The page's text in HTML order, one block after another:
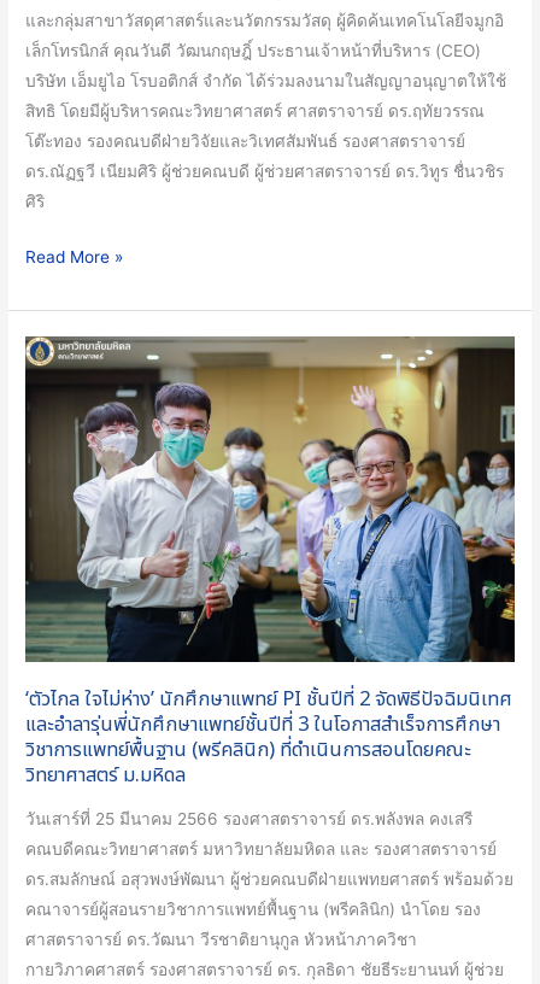
และกลุ่มสาขาวัสดุศาสตร์และนวัตกรรมวัสดุ ผู้คิดค้นเทคโนโลยีจมูกอิ
เล็กโทรนิกส์ คุณวันดี วัฒนกฤษฎิ์ ประธานเจ้าหน้าที่บริหาร (CEO)
บริษัท เอ็มยูไอ โรบอติกส์ จํากัด ได้ร่วมลงนามในสัญญาอนุญาตให้ใช้
สิทธิ โดยมีผู้บริหารคณะวิทยาศาสตร์ ศาสตราจารย์ ดร.ฤทัยวรรณ
โต๊ะทอง รองคณบดีฝ่ายวิจัยและวิเทศสัมพันธ์ รองศาสตราจารย์
ดร.ณัฏฐวี เนียมศิริ ผู้ช่วยคณบดี ผู้ช่วยศาสตราจารย์ ดร.วิทูร ชื่นวชิร
ศิริ
ส์
จํา
กัด
เตรียม
พร้อม
บุก
ตลาด
และ
Read More »
‘ตัวไกล ใจไม่ห่าง’ นักศึกษาแพทย์ PI ชั้นปีที่ 2 จัดพิธีปัจฉิมนิเทศ
และอำลารุ่นพี่นักศึกษาแพทย์ชั้นปีที่ 3 ในโอกาสสำเร็จการศึกษา
วิชาการแพทย์พื้นฐาน (พรีคลินิก) ที่ดำเนินการสอนโดยคณะ
วิทยาศาสตร์ ม.มหิดล
วันเสาร์ที่ 25 มีนาคม 2566 รองศาสตราจารย์ ดร.พลังพล คงเสรี
คณบดีคณะวิทยาศาสตร์ มหาวิทยาลัยมหิดล และ รองศาสตราจารย์
ดร.สมลักษณ์ อสุวพงษ์พัฒนา ผู้ช่วยคณบดีฝ่ายแพทยศาสตร์ พร้อมด้วย
คณาจารย์ผู้สอนรายวิชาการแพทย์พื้นฐาน (พรีคลินิก) นำโดย รอง
ศาสตราจารย์ ดร.วัฒนา วีรชาติยานุกูล หัวหน้าภาควิชา
กายวิภาคศาสตร์ รองศาสตราจารย์ ดร. กุลธิดา ชัยธีระยานนท์ ผู้ช่วย
‘ตัว
ห่าง’
นักศึกษา
PI
ชั้น
ปี
ที่
จัด
พิธี
ปัจฉิม
และ
อำลา
รุ่น
พี่
นักศึกษา